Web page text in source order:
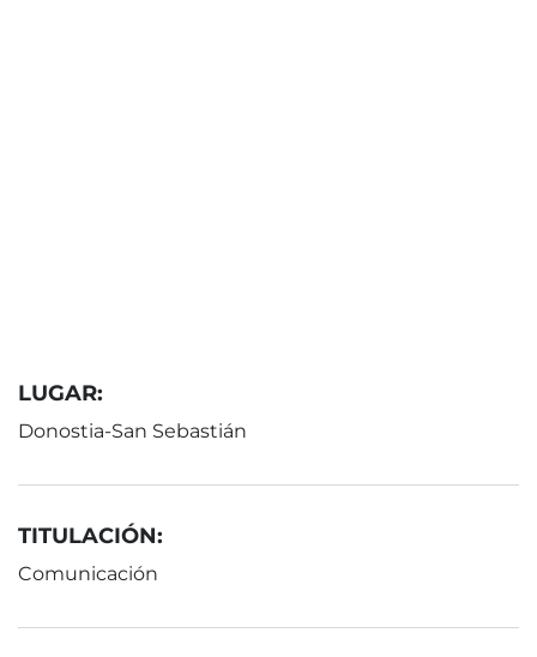
LUGAR:
Donostia-San Sebastián
TITULACIÓN:
Comunicación